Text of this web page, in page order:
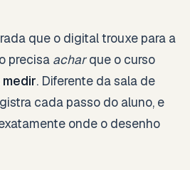
que o digital trouxe para a
precisa acharque o curso
medir. Diferente da sala de
cada passo do aluno, e
onde o desenho